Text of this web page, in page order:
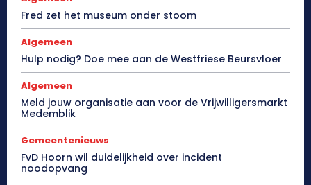
Fred zet het museum onder stoom
Algemeen
Hulp nodig? Doe mee aan de Westfriese Beursvloer
Algemeen
Meld jouw organisatie aan voor de Vrijwilligersmarkt
Medemblik
Gemeentenieuws
FvD Hoorn wil duidelijkheid over incident
noodopvang